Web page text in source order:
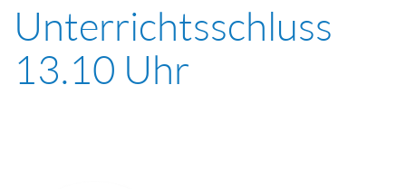
Unterrichtsschluss
13.10 Uhr